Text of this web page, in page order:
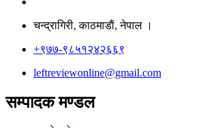
चन्द्रागिरी, काठमाडाैं, नेपाल ।
+९७७-९८५१२४२६६९
leftreviewonline@gmail.com
सम्पादक मण्डल